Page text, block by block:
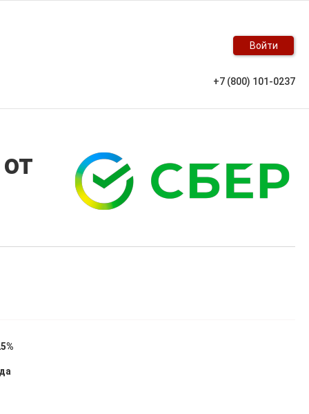
Войти
+7 (800) 101-0237